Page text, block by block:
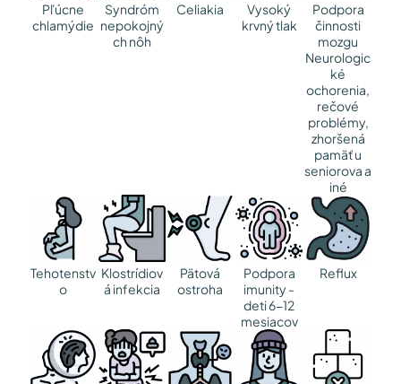
Pľúcne
chlamýdie
Syndróm
nepokojný
ch nôh
Celiakia
Vysoký
krvný tlak
Podpora
činnosti
mozgu
Neurologic
ké
ochorenia,
rečové
problémy,
zhoršená
pamäť u
seniorova a
iné
Tehotenstv
o
Klostrídiov
á infekcia
Pätová
ostroha
Podpora
imunity -
deti 6-12
mesiacov
Reflux